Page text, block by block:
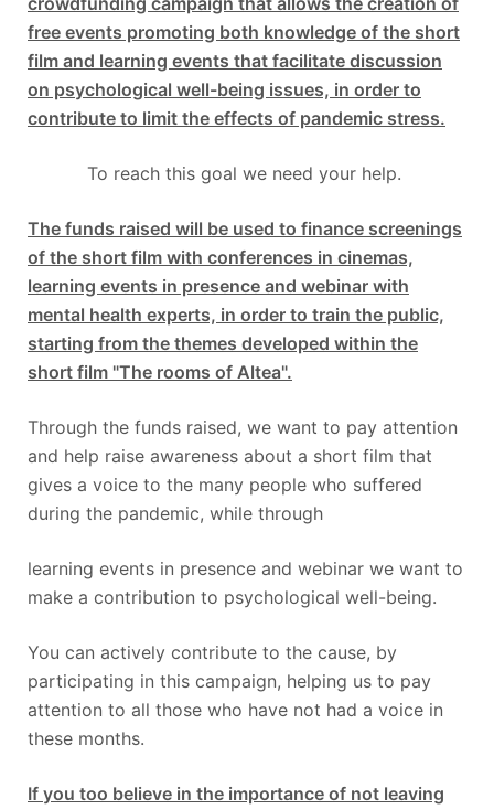
free events promoting both knowledge of the short
film and learning events that facilitate discussion
on psychological well-being issues, in order to
contribute to limit the effects of pandemic stress.
To reach this goal we need your help.
The funds raised will be used to finance screenings
of the short film with conferences in cinemas,
learning events in presence and webinar with
mental health experts, in order to train the public,
starting from the themes developed within the
short film "The rooms of Altea".
Through the funds raised, we want to pay attention
and help raise awareness about a short film that
gives a voice to the many people who suffered
during the pandemic, while through
learning events in presence and webinar we want to
make a contribution to psychological well-being.
You can actively contribute to the cause, by
participating in this campaign, helping us to pay
attention to all those who have not had a voice in
these months.
If you too believe in the importance of not leaving